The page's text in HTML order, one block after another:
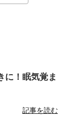
に！眠気覚ま
記事を読む